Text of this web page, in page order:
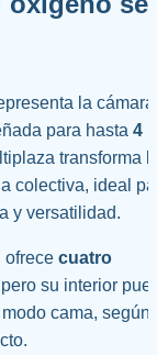
la cámara
para hasta 4
transforma
colectiva, ideal
y versatilidad.
ofrece cuatro
pero su interior
cama, según